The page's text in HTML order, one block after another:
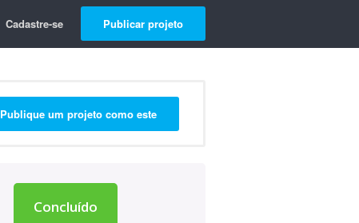
Cadastre-se Publicar projeto
Publique um projeto como este
Concluído